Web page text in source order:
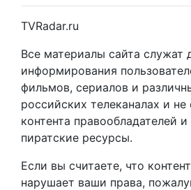
TVRadar.ru
Все материалы сайта служат
информирования
фильмов, сериалов и
российских телеканалах и
контента правообладателей
пиратские ресурсы.
Если вы считаете, что
нарушает ваши права,